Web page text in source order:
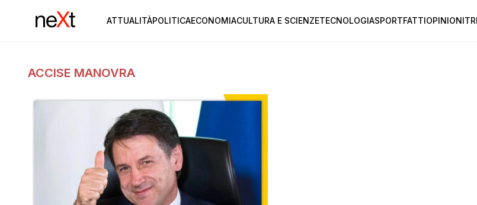
ATTUALITÀPOLITICAECONOMIACULTURA E SCIENZETECNOLOGIASPORTFATTIOPINIONI
ACCISE MANOVRA